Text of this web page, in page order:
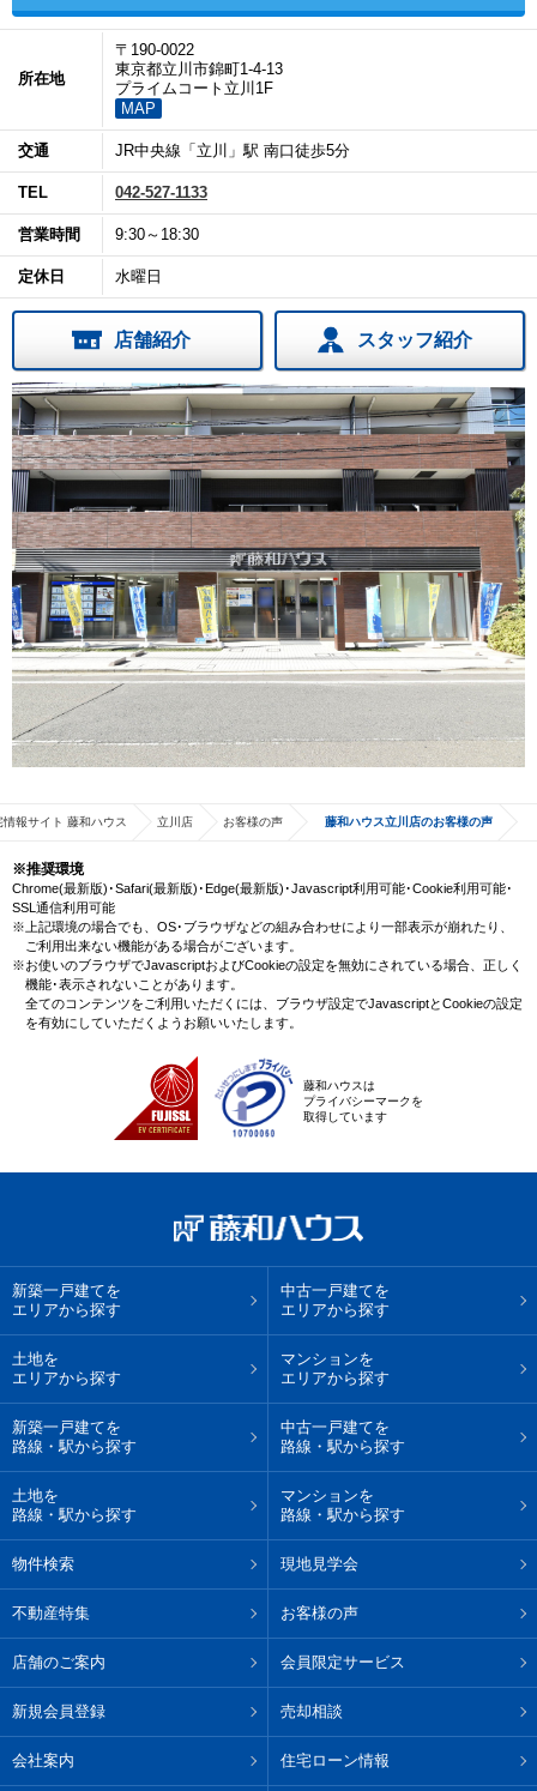
所在地
〒190-0022
東京都立川市錦町1-4-13
プライムコート立川1F
MAP
交通 JR中央線「立川」駅 南口徒歩5分
TEL 042-527-1133
営業時間 9:30～18:30
定休日 水曜日
店舗紹介 スタッフ紹介
報サイト 藤和ハウス 立川店 お客様の声 藤和ハウス立川店のお客様の声
※推奨環境
Chrome(最新版)･Safari(最新版)･Edge(最新版)･Javascript利用可能･Cookie利用可能･
SSL通信利用可能
※上記環境の場合でも、OS･ブラウザなどの組み合わせにより一部表示が崩れたり、
ご利用出来ない機能がある場合がございます。
※お使いのブラウザでJavascriptおよびCookieの設定を無効にされている場合、正しく
機能･表示されないことがあります。
全てのコンテンツをご利用いただくには、ブラウザ設定でJavascriptとCookieの設定
を有効にしていただくようお願いいたします。
藤和ハウスは
プライバシーマークを
取得しています
新築一戸建てを
エリアから探す
中古一戸建てを
エリアから探す
土地を
エリアから探す
マンションを
エリアから探す
新築一戸建てを
路線・駅から探す
中古一戸建てを
路線・駅から探す
土地を
路線・駅から探す
マンションを
路線・駅から探す
物件検索 現地見学会
不動産特集 お客様の声
店舗のご案内 会員限定サービス
新規会員登録 売却相談
会社案内 住宅ローン情報